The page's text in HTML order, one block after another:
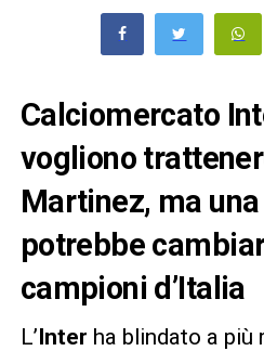
Calciomercato
vogliono
Martinez, ma
potrebbe
campioni d’Italia
L’Inter ha blindato a più